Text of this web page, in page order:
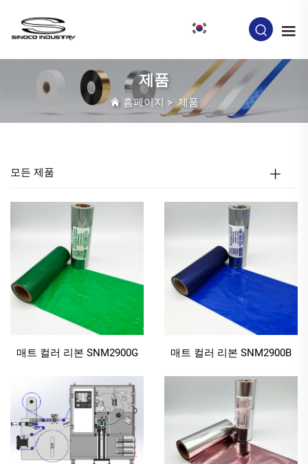
제품
홈페이지 >제품
모든 제품
매트 컬러 리본 SNM2900G 매트 컬러 리본 SNM2900B